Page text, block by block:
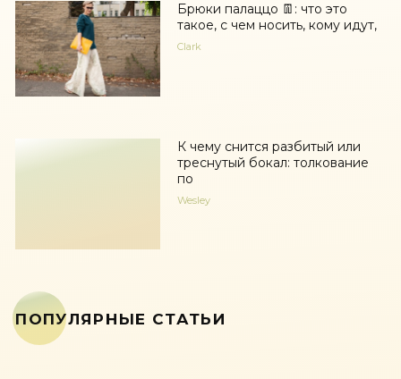
Брюки палаццо 👖: что это
такое, с чем носить, кому идут,
Clark
К чему снится разбитый или
треснутый бокал: толкование
по
Wesley
ПОПУЛЯРНЫЕ СТАТЬИ